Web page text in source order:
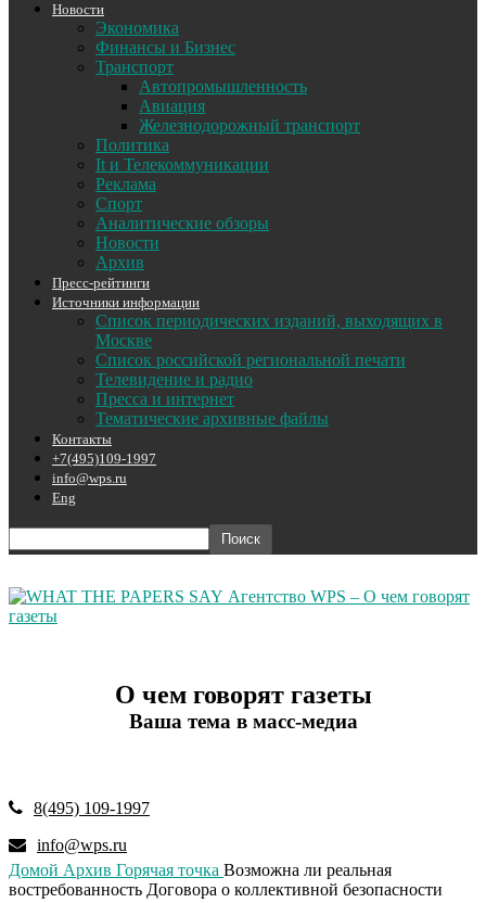
Новости
Экономика
Финансы и Бизнес
Транспорт
Автопромышленность
Авиация
Железнодорожный транспорт
Политика
It и Телекоммуникации
Реклама
Спорт
Аналитические обзоры
Новости
Архив
Пресс-рейтинги
Источники информации
Список периодических изданий, выходящих в
Москве
Список российской региональной печати
Телевидение и радио
Пресса и интернет
Тематические архивные файлы
Контакты
+7(495)109-1997
info@wps.ru
Eng
Агентство WPS – О чем говорят
газеты
О чем говорят газеты
Ваша тема в масс-медиа
8(495) 109-1997
info@wps.ru
Домой Архив Горячая точка Возможна ли реальная
востребованность Договора о коллективной безопасности